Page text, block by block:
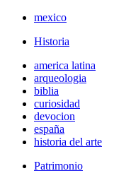
mexico
Historia
america latina
arqueologia
biblia
curiosidad
devocion
españa
historia del arte
Patrimonio